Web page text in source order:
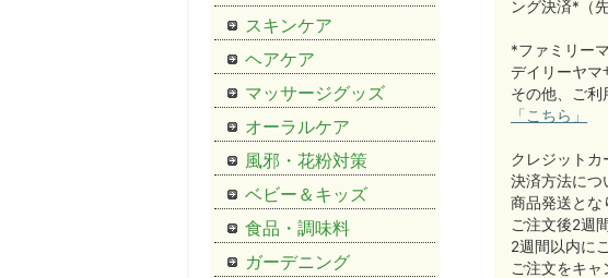
ング決済*（
*ファミリー
デイリーヤマ
その他、ご利
「こちら」
クレジット
決済方法につ
商品発送とな
ご注文後2週
2週間以内に
ご注文をキャ
スキンケア
ヘアケア
マッサージグッズ
オーラルケア
風邪・花粉対策
ベビー＆キッズ
食品・調味料
ガーデニング